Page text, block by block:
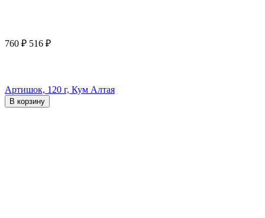
760 ₽ 516 ₽
Артишок, 120 г, Кум Алтая
В корзину